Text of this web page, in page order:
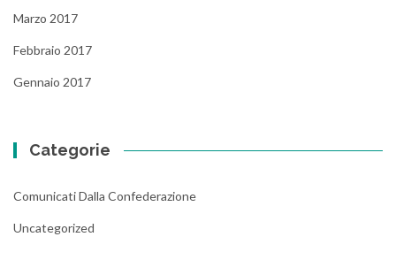
Marzo 2017
Febbraio 2017
Gennaio 2017
Categorie
Comunicati Dalla Confederazione
Uncategorized